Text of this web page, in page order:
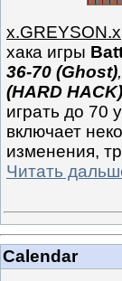
x.GREYSON.x
хака игры
36-70 (Ghost),
(HARD HACK)
играть до 70
включает
изменения,
Читать
Calendar